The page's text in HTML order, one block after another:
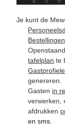
Je kunt de
Bestellingen
tafelplan te
genereren.
Gasten in
verwerken,
afdrukken
en sms.